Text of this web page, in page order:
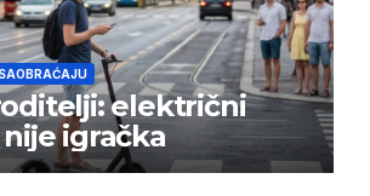
električni
igračka